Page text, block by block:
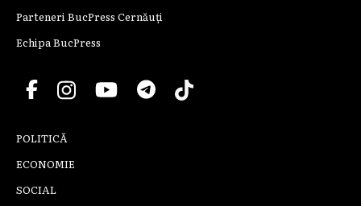
Parteneri BucPress Cernăuți
Echipa BucPress
POLITICĂ
ECONOMIE
SOCIAL